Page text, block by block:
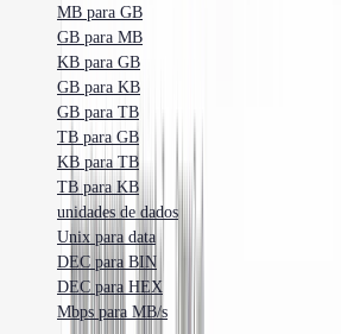
MB para GB
GB para MB
KB para GB
GB para KB
GB para TB
TB para GB
KB para TB
TB para KB
unidades de dados
Unix para data
DEC para BIN
DEC para HEX
Mbps para MB/s